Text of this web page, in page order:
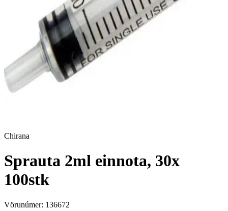
Chirana
Sprauta 2ml einnota, 30x
100stk
Vörunúmer: 136672